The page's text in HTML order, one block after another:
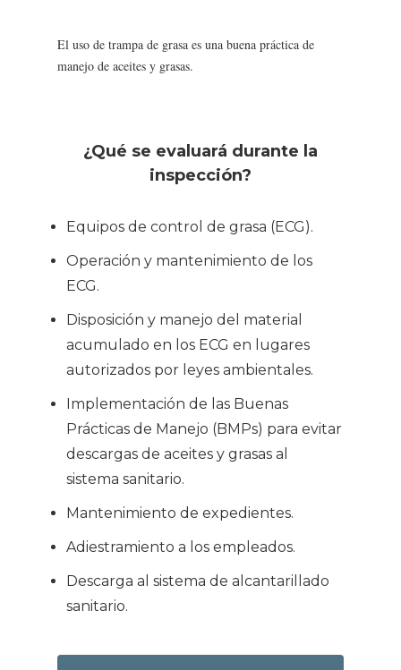
El uso de trampa de grasa es una buena práctica de
manejo de aceites y grasas.
¿Qué se evaluará durante la
inspección?
Equipos de control de grasa (ECG).
Operación y mantenimiento de los
ECG.
Disposición y manejo del material
acumulado en los ECG en lugares
autorizados por leyes ambientales.
Implementación de las Buenas
Prácticas de Manejo (BMPs) para evitar
descargas de aceites y grasas al
sistema sanitario.
Mantenimiento de expedientes.
Adiestramiento a los empleados.
Descarga al sistema de alcantarillado
sanitario.